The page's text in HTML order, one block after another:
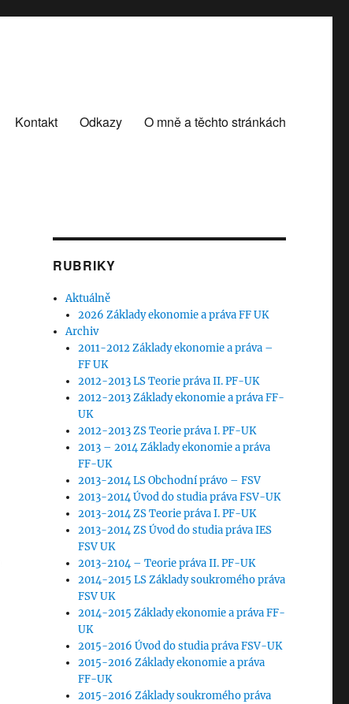
Kontakt Odkazy O mně a těchto stránkách
RUBRIKY
Aktuálně
2026 Základy ekonomie a práva FF UK
Archiv
2011-2012 Základy ekonomie a práva –
FF UK
2012-2013 LS Teorie práva II. PF-UK
2012-2013 Základy ekonomie a práva FF-
UK
2012-2013 ZS Teorie práva I. PF-UK
2013 – 2014 Základy ekonomie a práva
FF-UK
2013-2014 LS Obchodní právo – FSV
2013-2014 Úvod do studia práva FSV-UK
2013-2014 ZS Teorie práva I. PF-UK
2013-2014 ZS Úvod do studia práva IES
FSV UK
2013-2104 – Teorie práva II. PF-UK
2014-2015 LS Základy soukromého práva
FSV UK
2014-2015 Základy ekonomie a práva FF-
UK
2015-2016 Úvod do studia práva FSV-UK
2015-2016 Základy ekonomie a práva
FF-UK
2015-2016 Základy soukromého práva